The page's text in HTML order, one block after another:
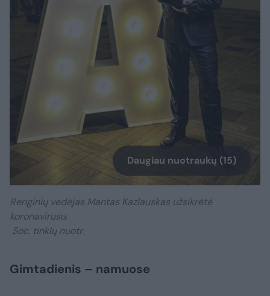
Daugiau nuotraukų (15)
Renginių vedėjas Mantas Kazlauskas užsikrėtė
koronavirusu.
Soc. tinklų nuotr.
Gimtadienis – namuose